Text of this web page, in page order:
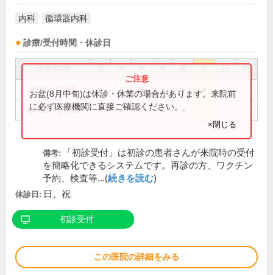
内科 循環器内科
診療/受付時間・休診日
祝
9:00～12:30 ● ● ● ● ●
14:30～17:30 ● ● ●
お盆(8月中旬)は休診・休業の場合があります。来院前
に必ず医療機関に直接ご確認ください。
×閉じる
備考:
「初診受付」は初診の患者さんが来院時の受付
を簡略化できるシステムです。再診の方、ワクチン
予約、検査等...(続きを読む)
休診日: 日、祝
初診受付
この医院の詳細をみる